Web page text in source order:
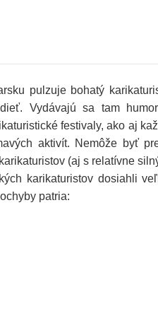
pulzuje bohatý
Vydávajú sa tam
festivaly, ako aj
aktivít. Nemôže byť
(aj s relatívne
karikaturistov dosiahli
patria: